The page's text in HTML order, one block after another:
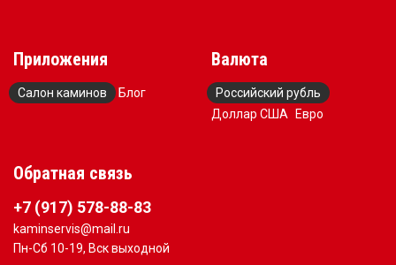
Приложения
Салон каминов Блог
Валюта
Российский рубль
Доллар США
Евро
Обратная связь
+7 (917) 578-88-83
kaminservis@mail.ru
Пн-Сб 10-19, Вск выходной